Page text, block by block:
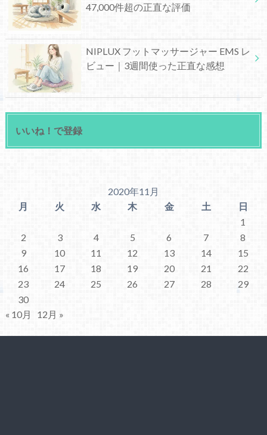
47,000件超の正直な評価
NIPLUX フットマッサージャー EMS レ
ビュー｜3週間使った正直な感想
いいね！で登録
2020年11月
月
火 水 木 金 土
日
1
2
3 4 5 6 7
8
9
10 11 12 13 14
15
16
17 18 19 20 21
22
23
24 25 26 27 28
29
30
« 10月
12月 »